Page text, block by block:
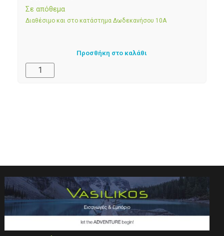
Σε απόθεμα
Διαθέσιμο και στο κατάστημα Δωδεκανήσου 10Α
Προσθήκη στο καλάθι